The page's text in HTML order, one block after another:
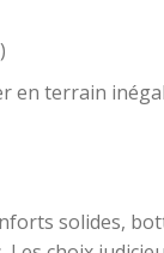
terrain
solides,